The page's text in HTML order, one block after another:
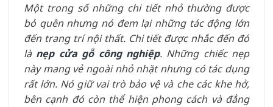
Một trong số những chi tiết nhỏ thường được
bỏ quên nhưng nó đem lại những tác động lớn
đến trang trí nội thất. Chi tiết được nhắc đến đó
là nẹp cửa gỗ công nghiệp. Những chiếc nẹp
này mang vẻ ngoài nhỏ nhặt nhưng có tác dụng
rất lớn. Nó giữ vai trò bảo vệ và che các khe hở,
bên cạnh đó còn thể hiện phong cách và đẳng